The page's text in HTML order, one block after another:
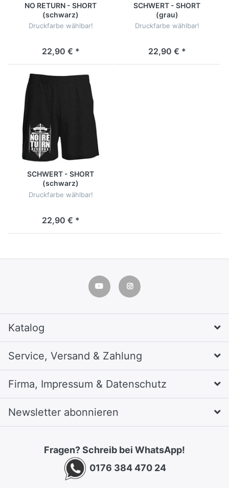
NO RETURN - SHORT
(schwarz)
Druckfarbe wählbar!
22,90 € *
SCHWERT - SHORT
(grau)
Druckfarbe wählbar!
22,90 € *
SCHWERT - SHORT
(schwarz)
Druckfarbe wählbar!
22,90 € *
Katalog
Service, Versand & Zahlung
Firma, Impressum & Datenschutz
Newsletter abonnieren
Fragen? Schreib bei WhatsApp!
0176 384 470 24